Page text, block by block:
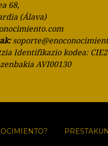
68,
(Álava)
Identifikazio kodea:
AVI00130